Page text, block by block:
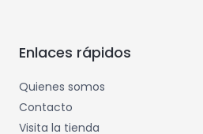
Enlaces rápidos
Quienes somos
Contacto
Visita la tienda